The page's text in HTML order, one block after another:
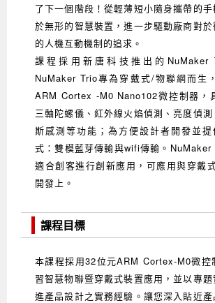
嵌入式Linux開發與AI影像辨識
穿戴式裝置應用開發
嵌入式即時作業系統FreeRTOS 設計實作
SoC FPGA嵌入式設計實戰
[學程]感測電路Plus+MCU韌體設計實戰
青少年AI人工智慧實作班
AI課程總覽頁
AI邊緣運算實作TensorFlow Lite for MCU
AIoT智能聯網運算實戰
AI深度學習之問答系統實作
AI強化學習 - 自動控制應用
讓 AI 成為你的數位同事
iPAS機器學習工程師
n8n 零基礎工作自動化實戰班
Web全端開發應用班
資訊安全實務
物聯網Web整合應用實作
[學程]物聯網全端與深度學習整合
Web全端開發應用
5G技術-SDN與Mininet實作
嵌入式物聯網開發實戰
[學程]物聯網全端與深度學習整合
iPAS AIoT應用工程師(物聯網類)
SDN網路技術與Mininet實戰
ROS機器人開發系列課程
ROS機器人自走車系統開發應用
ROS機器手臂控制&演算法實戰
智能機器人系統整合開發
電腦視覺與影像處理課程
影像課程總覽
電腦視覺與影像處理
AI深度學習與影像辨識實戰
嵌入式Linux開發與AI影像辨識
智能機器人系統整合開發
ARM系列課程
ARM mbed 物聯網平台應用實作
ARM Boot Loader設計
ARM Cortex-M0 應用整合設計
程式語言系列課程
C語言程式設計
資料結構精修班
C++程式設計
Python程式實戰養成學程
Python程式設計
Python程式設計(舊)
APCS寒暑假程式檢定班
Android系列課程
Android嵌入式平台開發訓練班
Android APP 實戰開發學程
Android Framework
Android ADK周邊裝置開發班
iOS程式開發系列課程
iPhone程式設計基礎班
iPhone程式設計進階班
Android嵌入式平台開發訓練班
TI MSP430微控制器開發
產品應用系列課程
生醫感測器整合設計班
NFC無線通訊設計實作班
物聯網Web整合應用實作班
轉職就業班
AIoT人工智慧與物聯網實戰人才就業班
AI智能醫療電子產品開發人才就業班
實體課程總覽
Linux 作業系統實務
Raspberry Pi 開發入門
生成式AI基礎模型到Agentic AI
Python機器學習與深度學習
AI雲端原生與MLOps自動化實務
AI邊緣運算實作-TFL for MCU
自然語言處理與大型語言模型
資料分析與視覺化
非監督式學習
Edge AI與Pi Pico實作應用
電腦視覺演算法-人臉識別實戰
OpenVINO邊緣運算實務
iPAS巨量資料分析師考照班
Web全端開發應用班
Python硬體控制-Pi Pico物聯網實作
iPAS AIoT應用工程師(物聯網類)
5G - SDN與Mininet實作
iPAS AI應用規劃師
iPAS AIoT應用工程師(物聯網類)
iPAS巨量資料分析師
iPAS機器學習工程師
升大學APCS/學習歷程專區
高中生升學超前部署課程總覽
APCS檢定 Python課程
APCS檢定 C++課程
APCS檢定 C語言課程
APCS檢定培訓課程
【遠距同步】APCS寒/暑假營隊
【遠距同步】青少年AI冬/夏令營
青少年AI人工智慧實作班
程式語言系列
C語言程式設計
資料結構
Python程式設計
JavaScript程式設計
C++程式設計
Python進階程式設計：從資料結構到演
Python程式實戰養成學程
Raspberry Pi系列
Linux & C語言硬體控制
Python硬體控制-Pi Pico
Raspberry Pi 使用入門
Edge AI與Raspberry Pi Pico實作應用
硬體控制使用Python
用樹莓派實現物聯網
5G-SDN通訊系列課程
5G關鍵技術- SDN與Mininet實作
創意程式設計系列
micro:bit 創意程式設計
Scratch 創意程式設計
合作夥伴專區
學員權益與報名須知
最新成果展
工程師學習地圖
學員專屬提問平台
青少年AI人工智慧實作班[高中生]
高中生升學超前部署課程總覽
了下一個階段！從輕薄短小隨身攜帶的
於無形的智慧裝置，進一步驅動廠商對
的人機互動機制的追求。
課程採用新唐科技推出的NuMaker
NuMaker Trio專為穿戴式/物聯網而生
ARM Cortex -M0 Nano102微控制器，
三軸陀螺儀、紅外線火焰偵測、亮度偵
斯感測等功能；為方便設計者開發並
式：雙模藍芽傳輸與wifi傳輸。NuMaker
適合創客進行創新應用，可應用與穿戴
開發上。
課程目標
本課程採用32位元ARM Cortex-M0微控
習智慧物聯暨穿戴式裝置應用，並以專
進產品設計之實務經驗。讓您深入貼近